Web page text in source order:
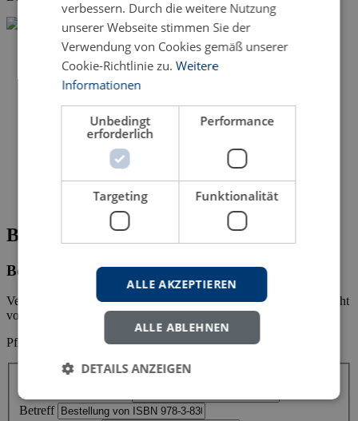
Bitte fehlende Angaben ergänzen
Bestellung des Titels:
Vereinheitlichung des Verwaltungsverfahrens im Öffentlichen Recht
von Sanela Rovcanin
Pflichtfelder mit * gekennzeichnet.
Ihr Name
Ihre *E-Mail-Adresse
Betreff
verbessern. Durch die weitere Nutzung
unserer Webseite stimmen Sie der
Verwendung von Cookies gemäß unserer
Cookie-Richtlinie zu. Weitere
Informationen
Unbedingt
erforderlich
Performance
Targeting Funktionalität
ALLE AKZEPTIEREN
ALLE ABLEHNEN
DETAILS ANZEIGEN